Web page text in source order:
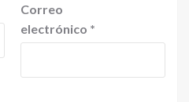
Correo
electrónico *